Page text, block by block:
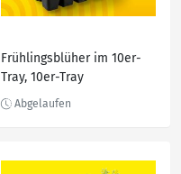
Frühlingsblüher im 10er-
Tray, 10er-Tray